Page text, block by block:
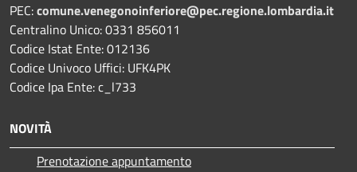
PEC:comune.venegonoinferiore@pec.regione.lombardia.it
Centralino Unico: 0331 856011
Codice Istat Ente: 012136
Codice Univoco Uffici: UFK4PK
Codice Ipa Ente: c_l733
NOVITÀ
Prenotazione appuntamento